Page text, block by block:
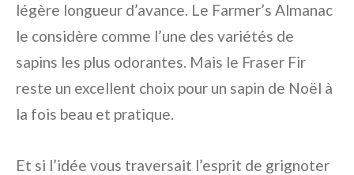
légère longueur d’avance. Le Farmer’s Almanac
le considère comme l’une des variétés de
sapins les plus odorantes. Mais le Fraser Fir
reste un excellent choix pour un sapin de Noël à
la fois beau et pratique.
Et si l’idée vous traversait l’esprit de grignoter